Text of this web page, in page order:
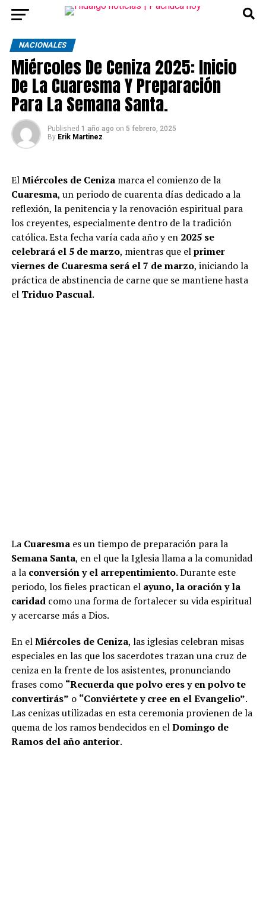
NACIONALES
Miércoles De Ceniza 2025: Inicio
De La Cuaresma Y Preparación
Para La Semana Santa.
Published 1 año ago on 5 febrero, 2025
By Erik Martinez
ElMiércoles de Cenizamarca el comienzo de la
Cuaresma, un periodo de cuarenta días dedicado a la
reflexión, la penitencia y la renovación espiritual para
los creyentes, especialmente dentro de la tradición
católica. Esta fecha varía cada año y en 2025 se
celebrará el 5 de marzo, mientras que elprimer
viernes de Cuaresma será el 7 de marzo, iniciando la
práctica de abstinencia de carne que se mantiene hasta
el Triduo Pascual.
La Cuaresmaes un tiempo de preparación para la
Semana Santa, en el que la Iglesia llama a la comunidad
a la conversión y el arrepentimiento. Durante este
periodo, los fieles practican el ayuno, la oración y la
caridadcomo una forma de fortalecer su vida espiritual
y acercarse más a Dios.
En elMiércoles de Ceniza, las iglesias celebran misas
especiales en las que los sacerdotes trazan una cruz de
ceniza en la frente de los asistentes, pronunciando
frases como “Recuerda que polvo eres y en polvo te
convertirás” o “Conviértete y cree en el Evangelio”.
Las cenizas utilizadas en esta ceremonia provienen de la
quema de los ramos bendecidos en elDomingo de
Ramos del año anterior.